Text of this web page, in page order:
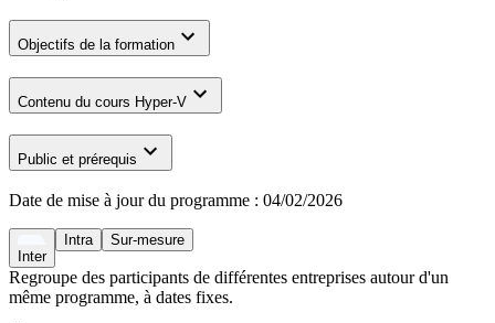
Objectifs de la formation
Contenu du cours Hyper-V
Public et prérequis
Date de mise à jour du programme : 04/02/2026
Inter
Intra Sur-mesure
Regroupe des participants de différentes entreprises autour d'un
même programme, à dates fixes.